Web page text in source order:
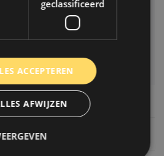
geclassificeerd
ACCEPTEREN
AFWIJZEN